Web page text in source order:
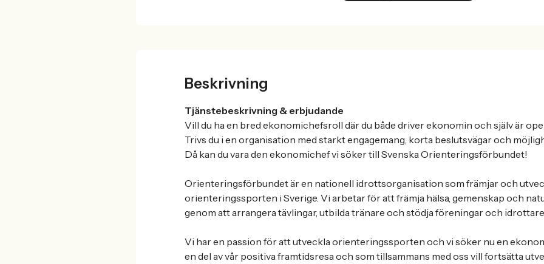
Beskrivning
Tjänstebeskrivning & erbjudande
Vill du ha en bred ekonomichefsroll där du både driver ekonomin och själv är
Trivs du i en organisation med starkt engagemang, korta beslutsvägar och
Då kan du vara den ekonomichef vi söker till Svenska Orienteringsförbundet!
Orienteringsförbundet är en nationell idrottsorganisation som främjar och
orienteringssporten i Sverige. Vi arbetar för att främja hälsa, gemenskap och
genom att arrangera tävlingar, utbilda tränare och stödja föreningar och
Vi har en passion för att utveckla orienteringssporten och vi söker nu en
en del av vår positiva framtidsresa och som tillsammans med oss vill fortsätta